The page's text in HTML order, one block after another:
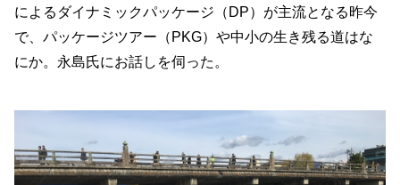
によるダイナミックパッケージ（DP）が主流となる昨今
で、パッケージツアー（PKG）や中小の生き残る道はな
にか。永島氏にお話しを伺った。